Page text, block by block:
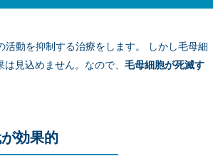
言われています。ジヒドロテストステロン
ことで生成されますが、ジヒドロテストス
動を抑制する治療をします。
しかし毛母細
見込めません。なので、 毛母細胞が死滅す
効果的